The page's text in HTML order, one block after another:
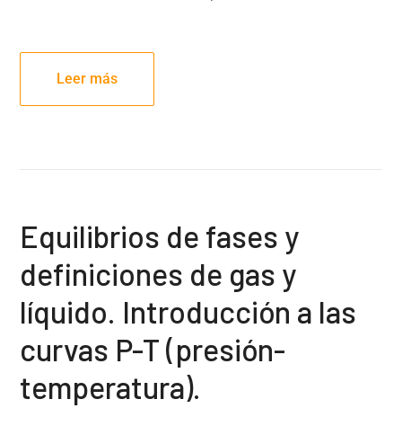
Leer más
Equilibrios de fases y
definiciones de gas y
líquido. Introducción a las
curvas P-T (presión-
temperatura).